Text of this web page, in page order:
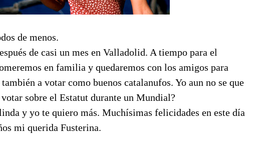
de menos.
de casi un mes en Valladolid. A tiempo para el
en familia y quedaremos con los amigos para
a votar como buenos catalanufos. Yo aun no se que
sobre el Estatut durante un Mundial?
y yo te quiero más. Muchísimas felicidades en este día
mi querida Fusterina.